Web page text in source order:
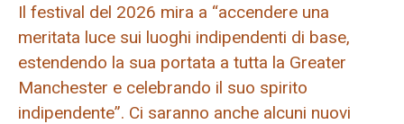
Il festival del 2026 mira a “accendere una
meritata luce sui luoghi indipendenti di base,
estendendo la sua portata a tutta la Greater
Manchester e celebrando il suo spirito
indipendente”. Ci saranno anche alcuni nuovi